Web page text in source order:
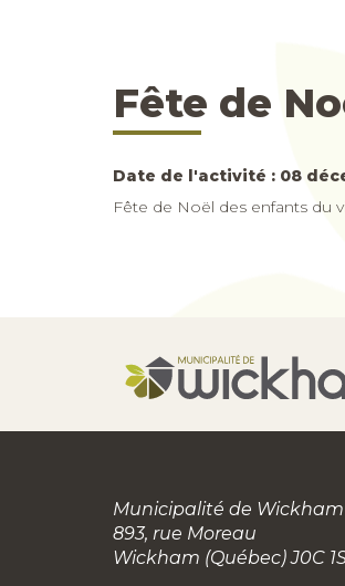
Fête de
Date de l'activité : 08
Fête de Noël des enfants du
Municipalité de Wickham
893, rue Moreau
Wickham (Québec) J0C